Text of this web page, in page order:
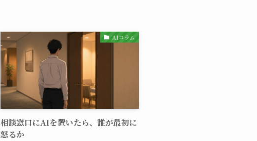
AIコラム
相談窓口にAIを置いたら、誰が最初に
怒るか